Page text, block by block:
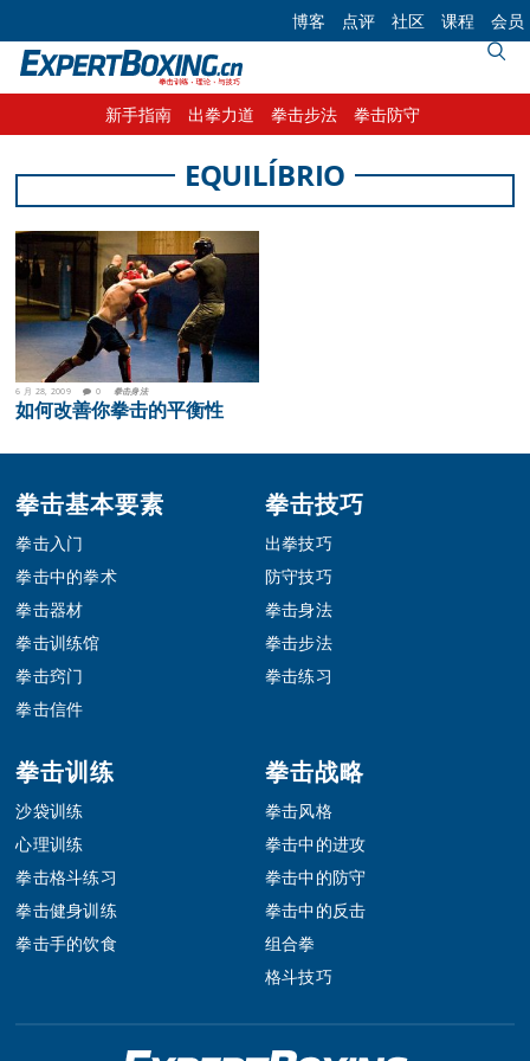
to
primary
to
main
to
footer
博客 点评 社区 课程 会员
新手指南 出拳力道 拳击步法 拳击防守
EQUILÍBRIO
6 月 28, 2009 拳击身法
0
如何改善你拳击的平衡性
Footer
拳击基本要素
拳击入门
拳击中的拳术
拳击器材
拳击训练馆
拳击窍门
拳击信件
拳击技巧
出拳技巧
防守技巧
拳击身法
拳击步法
拳击练习
拳击训练
沙袋训练
心理训练
拳击格斗练习
拳击健身训练
拳击手的饮食
拳击战略
拳击风格
拳击中的进攻
拳击中的防守
拳击中的反击
组合拳
格斗技巧